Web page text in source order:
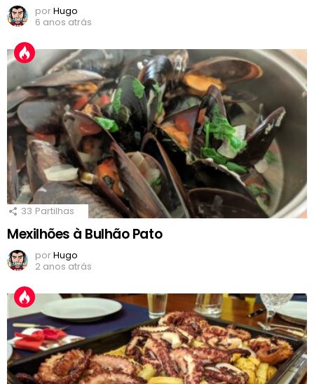
porHugo
6 anos atrás
33 Partilhas
Mexilhões à Bulhão Pato
porHugo
2 anos atrás